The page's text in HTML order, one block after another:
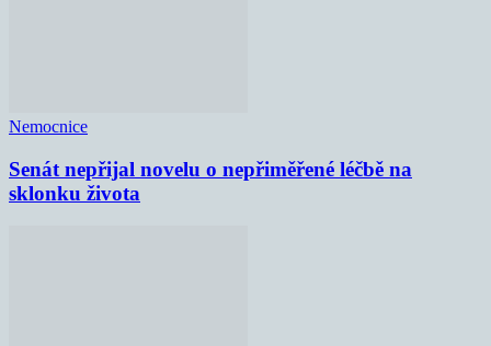
Nemocnice
Senát nepřijal novelu o nepřiměřené léčbě na
sklonku života